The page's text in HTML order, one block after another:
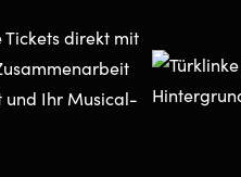
direkt mit
und Ihr Musical-